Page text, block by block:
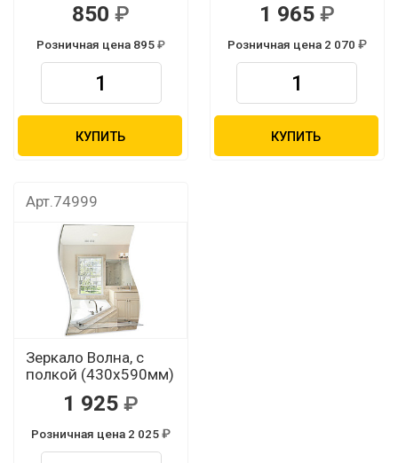
850
Розничная цена 895
КУПИТЬ
1 965
Розничная цена 2 070
КУПИТЬ
Арт.74999
Зеркало Волна, с
полкой (430х590мм)
1 925
Розничная цена 2 025